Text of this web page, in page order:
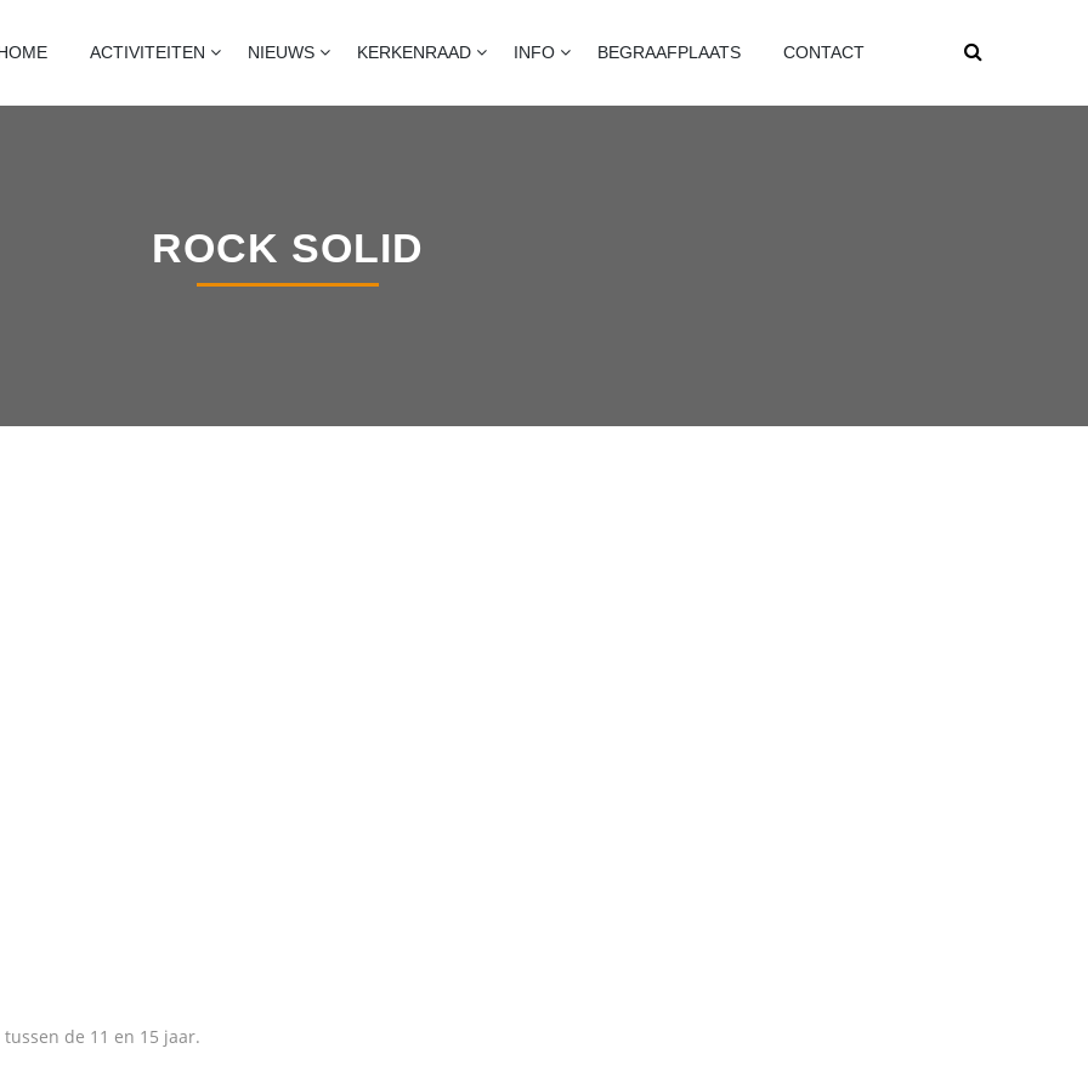
ACTIVITEITEN NIEUWS KERKENRAAD INFO BEGRAAFPLAATS CONTACT
ROCK SOLID
de 11 en 15 jaar.